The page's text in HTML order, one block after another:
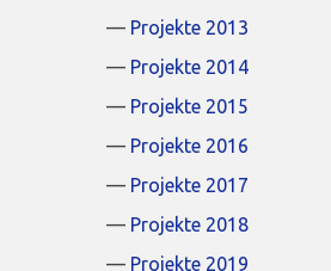
Projekte 2013
Projekte 2014
Projekte 2015
Projekte 2016
Projekte 2017
Projekte 2018
Projekte 2019